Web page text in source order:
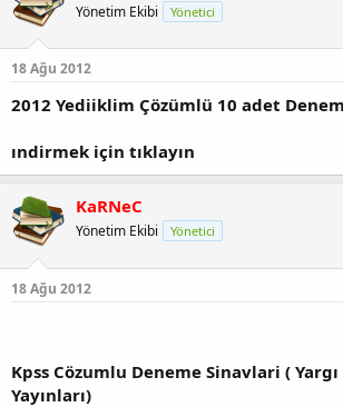
Yönetim Ekibi Yönetici
18 Ağu 2012
2012 Yediiklim Çözümlü 10 adet
ındirmek için tıklayın
KaRNeC
Yönetim Ekibi Yönetici
18 Ağu 2012
Kpss Cözumlu Deneme Sinavlari (
Yayınları)